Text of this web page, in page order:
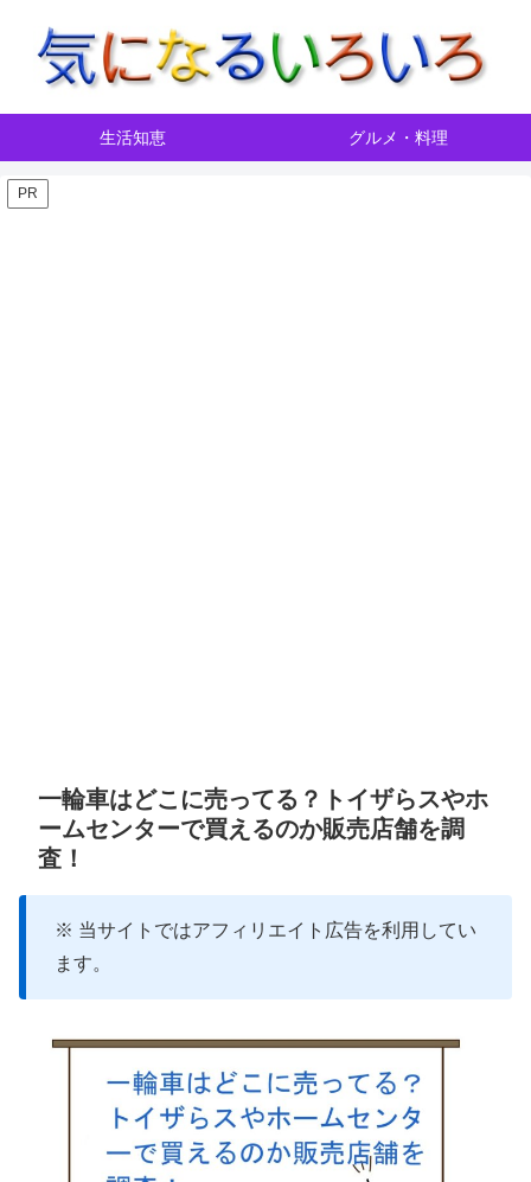
生活知恵 グルメ・料理
PR
一輪車はどこに売ってる？トイザらスやホ
ームセンターで買えるのか販売店舗を調
査！
※ 当サイトではアフィリエイト広告を利用してい
ます。